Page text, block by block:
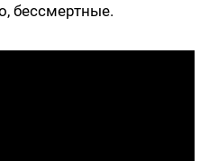
бессмертные.